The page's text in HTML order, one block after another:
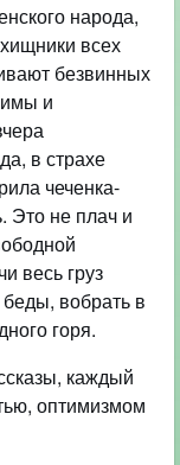
народа,
всех
безвинных
и
в страхе
чеченка-
Это не плач и
весь груз
вобрать в
горя.
каждый
оптимизмом